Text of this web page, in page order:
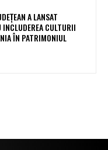
A LANSAT
CULTURII
ÎN PATRIMONIUL